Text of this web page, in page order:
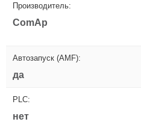
Производитель:
ComAp
Автозапуск (AMF):
да
PLC:
нет